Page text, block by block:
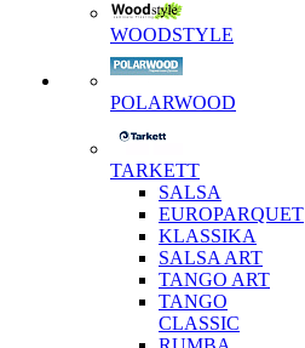
WOODSTYLE
POLARWOOD
TARKETT
SALSA
EUROPARQUET
KLASSIKA
SALSA ART
TANGO ART
TANGO
CLASSIC